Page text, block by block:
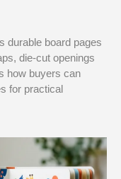
durable board pages
die-cut openings
how buyers can
for practical